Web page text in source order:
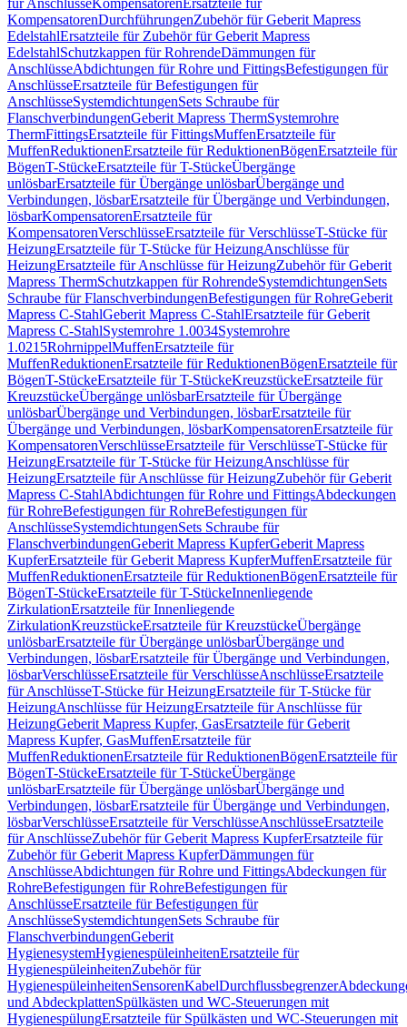
für AnschlüsseKompensatorenErsatzteile für
KompensatorenDurchführungenZubehör für Geberit Mapress
EdelstahlErsatzteile für Zubehör für Geberit Mapress
EdelstahlSchutzkappen für RohrendeDämmungen für
AnschlüsseAbdichtungen für Rohre und FittingsBefestigungen für
AnschlüsseErsatzteile für Befestigungen für
AnschlüsseSystemdichtungenSets Schraube für
FlanschverbindungenGeberit Mapress ThermSystemrohre
ThermFittingsErsatzteile für FittingsMuffenErsatzteile für
MuffenReduktionenErsatzteile für ReduktionenBögenErsatzteile für
BögenT-StückeErsatzteile für T-StückeÜbergänge
unlösbarErsatzteile für Übergänge unlösbarÜbergänge und
Verbindungen, lösbarErsatzteile für Übergänge und Verbindungen,
lösbarKompensatorenErsatzteile für
KompensatorenVerschlüsseErsatzteile für VerschlüsseT-Stücke für
HeizungErsatzteile für T-Stücke für HeizungAnschlüsse für
HeizungErsatzteile für Anschlüsse für HeizungZubehör für Geberit
Mapress ThermSchutzkappen für RohrendeSystemdichtungenSets
Schraube für FlanschverbindungenBefestigungen für RohreGeberit
Mapress C-StahlGeberit Mapress C-StahlErsatzteile für Geberit
Mapress C-StahlSystemrohre 1.0034Systemrohre
1.0215RohrnippelMuffenErsatzteile für
MuffenReduktionenErsatzteile für ReduktionenBögenErsatzteile für
BögenT-StückeErsatzteile für T-StückeKreuzstückeErsatzteile für
KreuzstückeÜbergänge unlösbarErsatzteile für Übergänge
unlösbarÜbergänge und Verbindungen, lösbarErsatzteile für
Übergänge und Verbindungen, lösbarKompensatorenErsatzteile für
KompensatorenVerschlüsseErsatzteile für VerschlüsseT-Stücke für
HeizungErsatzteile für T-Stücke für HeizungAnschlüsse für
HeizungErsatzteile für Anschlüsse für HeizungZubehör für Geberit
Mapress C-StahlAbdichtungen für Rohre und FittingsAbdeckungen
für RohreBefestigungen für RohreBefestigungen für
AnschlüsseSystemdichtungenSets Schraube für
FlanschverbindungenGeberit Mapress KupferGeberit Mapress
KupferErsatzteile für Geberit Mapress KupferMuffenErsatzteile für
MuffenReduktionenErsatzteile für ReduktionenBögenErsatzteile für
BögenT-StückeErsatzteile für T-StückeInnenliegende
ZirkulationErsatzteile für Innenliegende
ZirkulationKreuzstückeErsatzteile für KreuzstückeÜbergänge
unlösbarErsatzteile für Übergänge unlösbarÜbergänge und
Verbindungen, lösbarErsatzteile für Übergänge und Verbindungen,
lösbarVerschlüsseErsatzteile für VerschlüsseAnschlüsseErsatzteile
für AnschlüsseT-Stücke für HeizungErsatzteile für T-Stücke für
HeizungAnschlüsse für HeizungErsatzteile für Anschlüsse für
HeizungGeberit Mapress Kupfer, GasErsatzteile für Geberit
Mapress Kupfer, GasMuffenErsatzteile für
MuffenReduktionenErsatzteile für ReduktionenBögenErsatzteile für
BögenT-StückeErsatzteile für T-StückeÜbergänge
unlösbarErsatzteile für Übergänge unlösbarÜbergänge und
Verbindungen, lösbarErsatzteile für Übergänge und Verbindungen,
lösbarVerschlüsseErsatzteile für VerschlüsseAnschlüsseErsatzteile
für AnschlüsseZubehör für Geberit Mapress KupferErsatzteile für
Zubehör für Geberit Mapress KupferDämmungen für
AnschlüsseAbdichtungen für Rohre und FittingsAbdeckungen für
RohreBefestigungen für RohreBefestigungen für
AnschlüsseErsatzteile für Befestigungen für
AnschlüsseSystemdichtungenSets Schraube für
FlanschverbindungenGeberit
HygienesystemHygienespüleinheitenErsatzteile für
HygienespüleinheitenZubehör für
HygienespüleinheitenSensorenKabelDurchflussbegrenzer
und AbdeckplattenSpülkästen und WC-Steuerungen mit
HygienespülungErsatzteile für Spülkästen und WC-Steuerungen mit